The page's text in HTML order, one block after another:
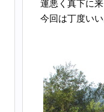
運悪く真下に
今回は丁度い